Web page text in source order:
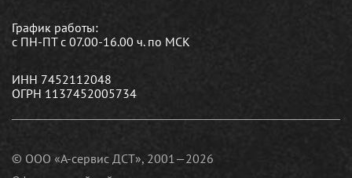
График работы:
с ПН-ПТ с 07.00-16.00 ч. по МСК
ИНН 7452112048
ОГРН 1137452005734
© ООО «А-сервис ДСТ», 2001—2026